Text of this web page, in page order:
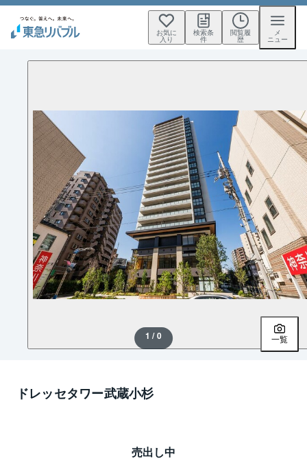
お気に
入り
検索条
件
閲覧履
歴
メ
ニュー
1 / 0 一覧
ドレッセタワー武蔵小杉
売出し中